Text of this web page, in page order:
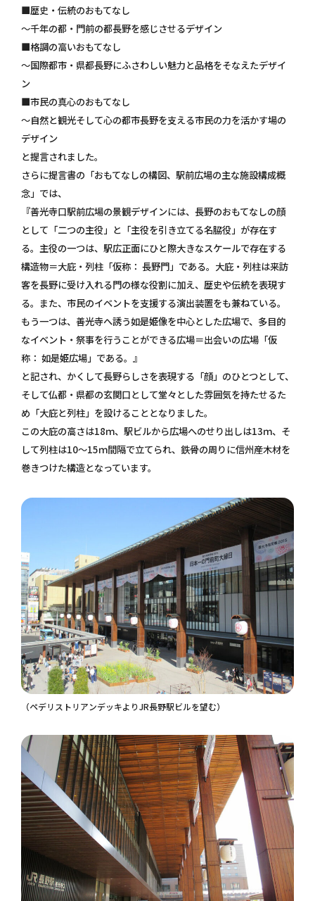
■歴史・伝統のおもてなし
～千年の都・門前の都長野を感じさせるデザイン
■格調の高いおもてなし
～国際都市・県都長野にふさわしい魅力と品格をそなえたデザイ
ン
■市民の真心のおもてなし
～自然と観光そして心の都市長野を支える市民の力を活かす場の
デザイン
と提言されました。
さらに提言書の「おもてなしの構図、駅前広場の主な施設構成概
念」では、
『善光寺口駅前広場の景観デザインには、長野のおもてなしの顔
として「二つの主役」と「主役を引き立てる名脇役」が存在す
る。主役の一つは、駅広正面にひと際大きなスケールで存在する
構造物＝大庇・列柱「仮称： 長野門」である。大庇・列柱は来訪
客を長野に受け入れる門の様な役割に加え、歴史や伝統を表現す
る。また、市民のイベントを支援する演出装置をも兼ねている。
もう一つは、善光寺へ誘う如是姫像を中心とした広場で、多目的
なイベント・祭事を行うことができる広場＝出会いの広場「仮
称： 如是姫広場」である。』
と記され、かくして長野らしさを表現する「顔」のひとつとして、
そして仏都・県都の玄関口として堂々とした雰囲気を持たせるた
め「大庇と列柱」を設けることとなりました。
この大庇の高さは18ｍ、駅ビルから広場へのせり出しは13ｍ、そ
して列柱は10～15ｍ間隔で立てられ、鉄骨の周りに信州産木材を
巻きつけた構造となっています。
（ペデリストリアンデッキよりJR長野駅ビルを望む）